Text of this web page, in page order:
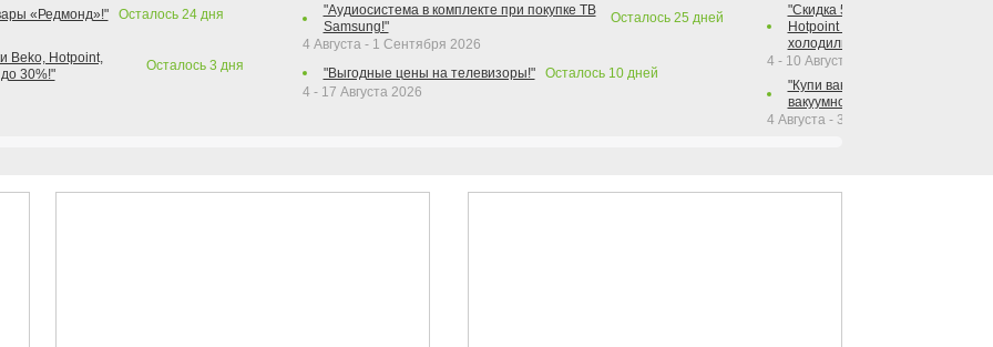
«Редмонд»!" Осталось 24дня
Beko, Hotpoint,
30%!"
Осталось 3 дня
"Аудиосистема в комплекте при покупке ТВ
Samsung!"
Осталось 25 дней
4 Августа - 1 Сентября 2026
"Выгодные цены на телевизоры!"
Осталось 10дней
4 - 17 Августа 2026
"Скидка 50% на варочную
Hotpoint при покупке духового
холодильника Hotpoint!"
4 - 10 Августа 2026
"Купи вакуумный упаковщик +
вакуумного упаковщика =
4 Августа - 30 Сентября 2026